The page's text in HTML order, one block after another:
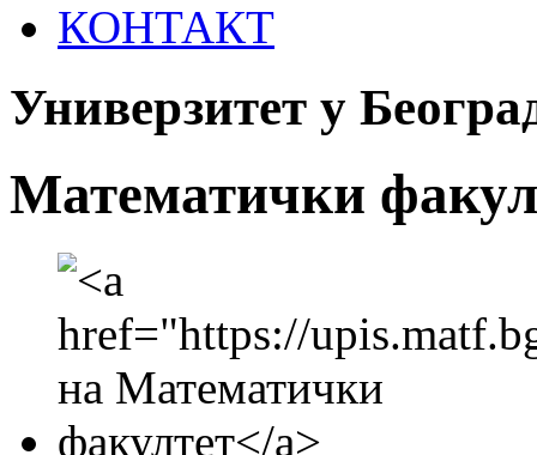
КОНТАКТ
Универзитет у
Математички